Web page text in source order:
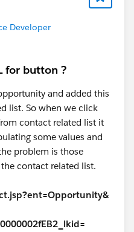
Developer
for button ?
and added this
list. So when we click
contact related list it
some values and
problem is those
contact related list.